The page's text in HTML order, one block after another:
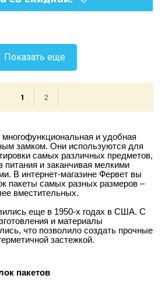
Показать еще
1 2
и удобная
замком. Они используются для
самых различных предметов,
питания и заканчивая мелкими
В интернет-магазине Фервет вы
пакеты самых разных размеров –
вместительных.
еще в 1950-х годах в США. С
и материалы
что позволило создать прочные
застежкой.
пакетов